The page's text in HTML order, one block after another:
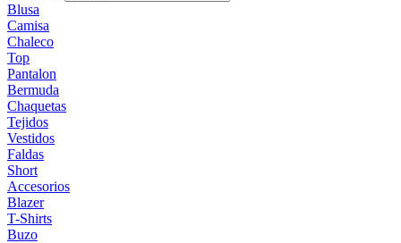
Blusa
Camisa
Chaleco
Top
Pantalon
Bermuda
Chaquetas
Tejidos
Vestidos
Faldas
Short
Accesorios
Blazer
T-Shirts
Buzo